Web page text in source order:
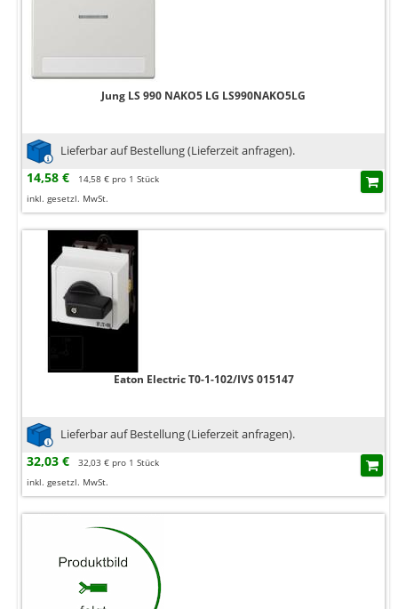
Jung LS 990 NAKO5 LG LS990NAKO5LG
Lieferbar auf Bestellung (Lieferzeit anfragen).
14,58 €
14,58 € pro 1 Stück
inkl. gesetzl. MwSt.
Eaton Electric T0-1-102/IVS 015147
Lieferbar auf Bestellung (Lieferzeit anfragen).
32,03 €
32,03 € pro 1 Stück
inkl. gesetzl. MwSt.